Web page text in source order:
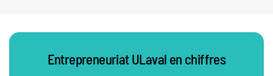
Entrepreneuriat ULaval en chiffres